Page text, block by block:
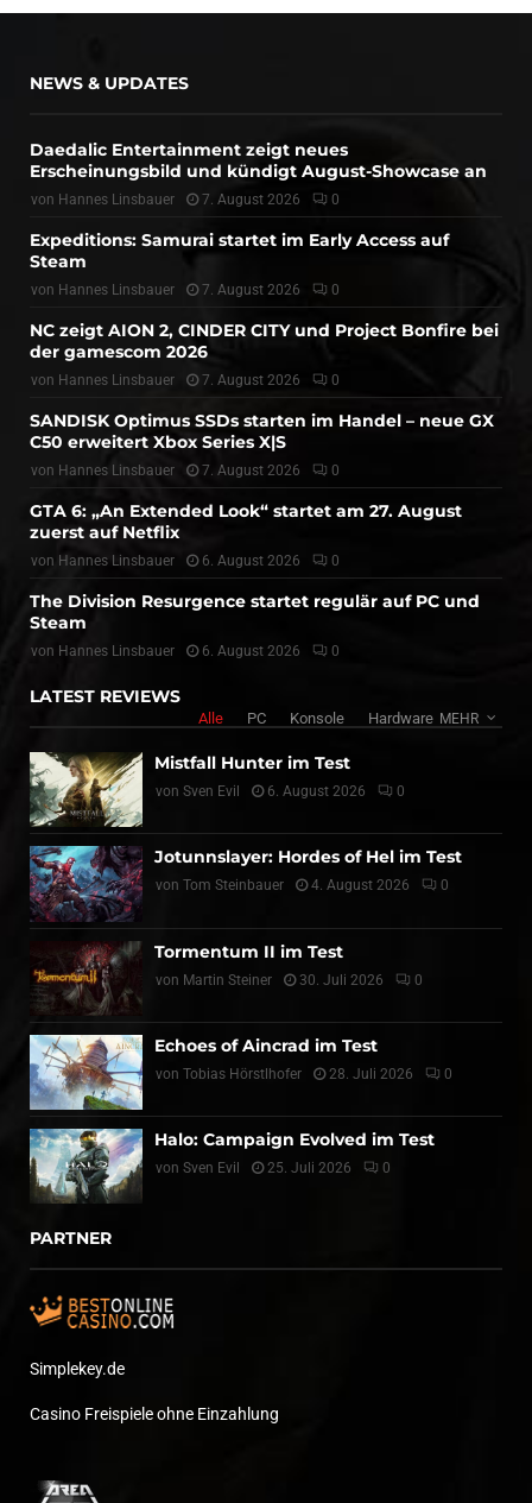
NEWS & UPDATES
Daedalic Entertainment zeigt neues
Erscheinungsbild und kündigt August-Showcase an
von Hannes Linsbauer 7. August 2026 0
Expeditions: Samurai startet im Early Access auf
Steam
von Hannes Linsbauer 7. August 2026 0
NC zeigt AION 2, CINDER CITY und Project Bonfire bei
der gamescom 2026
von Hannes Linsbauer 7. August 2026 0
SANDISK Optimus SSDs starten im Handel – neue GX
C50 erweitert Xbox Series X|S
von Hannes Linsbauer 7. August 2026 0
GTA 6: „An Extended Look“ startet am 27. August
zuerst auf Netflix
von Hannes Linsbauer 6. August 2026 0
The Division Resurgence startet regulär auf PC und
Steam
von Hannes Linsbauer 6. August 2026 0
LATEST REVIEWS
Alle PC Konsole Hardware MEHR
Mistfall Hunter im Test
von Sven Evil 6. August 2026 0
Jotunnslayer: Hordes of Hel im Test
von Tom Steinbauer 4. August 2026 0
Tormentum II im Test
von Martin Steiner 30. Juli 2026 0
Echoes of Aincrad im Test
von Tobias Hörstlhofer 28. Juli 2026 0
Halo: Campaign Evolved im Test
von Sven Evil 25. Juli 2026 0
PARTNER
Simplekey.de
Casino Freispiele ohne Einzahlung